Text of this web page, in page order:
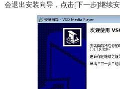
会退出安装向导，点击[下一步]继续安